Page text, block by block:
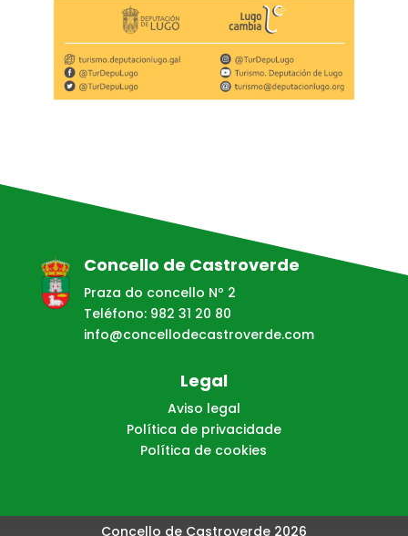
Concello de Castroverde
Praza do concello Nº 2
Teléfono: 982 31 20 80
info@concellodecastroverde.com
Legal
Aviso legal
Política de privacidade
Política de cookies
Concello de Castroverde 2026